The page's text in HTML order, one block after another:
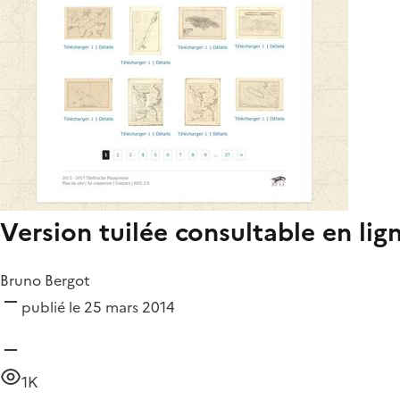
Version tuilée consultable en
Bruno Bergot
publié le 25 mars 2014
1K